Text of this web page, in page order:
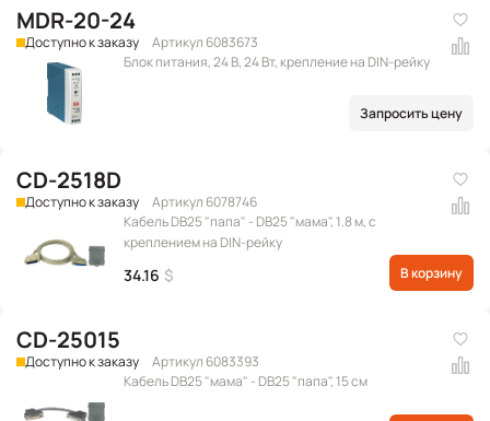
MDR-20-24
Доступно к заказу
Артикул 6083673
Блок питания, 24 В, 24 Вт, крепление на DIN-рейку
Запросить цену
CD-2518D
Доступно к заказу
Артикул 6078746
Кабель DB25 "папа" - DB25 "мама", 1.8 м, с
креплением на DIN-рейку
34.16 $ В корзину
CD-25015
Доступно к заказу
Артикул 6083393
Кабель DB25 "мама" - DB25 "папа", 15 см